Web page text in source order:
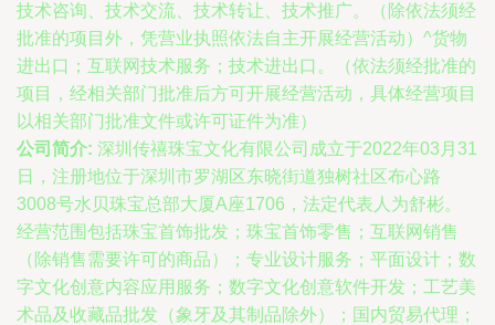
技术咨询、技术交流、技术转让、技术推广。（除依法须经
批准的项目外，凭营业执照依法自主开展经营活动）^货物
进出口；互联网技术服务；技术进出口。（依法须经批准的
项目，经相关部门批准后方可开展经营活动，具体经营项目
以相关部门批准文件或许可证件为准）
公司简介: 深圳传禧珠宝文化有限公司成立于2022年03月31
日，注册地位于深圳市罗湖区东晓街道独树社区布心路
3008号水贝珠宝总部大厦A座1706，法定代表人为舒彬。
经营范围包括珠宝首饰批发；珠宝首饰零售；互联网销售
（除销售需要许可的商品）；专业设计服务；平面设计；数
字文化创意内容应用服务；数字文化创意软件开发；工艺美
术品及收藏品批发（象牙及其制品除外）；国内贸易代理；